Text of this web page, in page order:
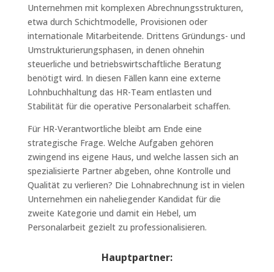
Unternehmen mit komplexen Abrechnungsstrukturen,
etwa durch Schichtmodelle, Provisionen oder
internationale Mitarbeitende. Drittens Gründungs- und
Umstrukturierungsphasen, in denen ohnehin
steuerliche und betriebswirtschaftliche Beratung
benötigt wird. In diesen Fällen kann eine externe
Lohnbuchhaltung das HR-Team entlasten und
Stabilität für die operative Personalarbeit schaffen.
Für HR-Verantwortliche bleibt am Ende eine
strategische Frage. Welche Aufgaben gehören
zwingend ins eigene Haus, und welche lassen sich an
spezialisierte Partner abgeben, ohne Kontrolle und
Qualität zu verlieren? Die Lohnabrechnung ist in vielen
Unternehmen ein naheliegender Kandidat für die
zweite Kategorie und damit ein Hebel, um
Personalarbeit gezielt zu professionalisieren.
Hauptpartner: